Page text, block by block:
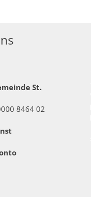
St.
8464 02